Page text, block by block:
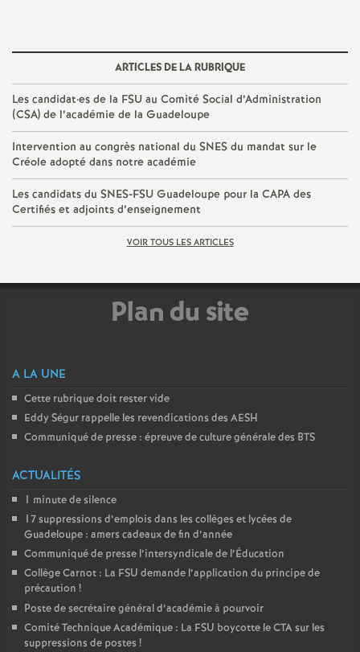
ARTICLES DE LA RUBRIQUE
Les candidat·es de la FSU au Comité Social d’Administration
(CSA) de l’académie de la Guadeloupe
Intervention au congrès national du SNES du mandat sur le
Créole adopté dans notre académie
Les candidats du SNES-FSU Guadeloupe pour la CAPA des
Certifiés et adjoints d’enseignement
VOIR TOUS LES ARTICLES
Plan du site
A LA UNE
Cette rubrique doit rester vide
Eddy Ségur rappelle les revendications des AESH
Communiqué de presse : épreuve de culture générale des BTS
ACTUALITÉS
1 minute de silence
17 suppressions d’emplois dans les collèges et lycées de
Guadeloupe : amers cadeaux de fin d’année
Communiqué de presse l’intersyndicale de l’Éducation
Collège Carnot : La FSU demande l’application du principe de
précaution !
Poste de secrétaire général d’académie à pourvoir
Comité Technique Académique : La FSU boycotte le CTA sur les
suppressions de postes !